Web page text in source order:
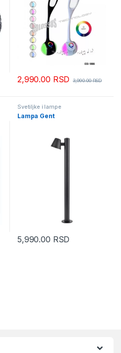
2,990.00 RSD 3,990.00RSD
Svetiljke i lampe
Lampa Gent
5,990.00 RSD